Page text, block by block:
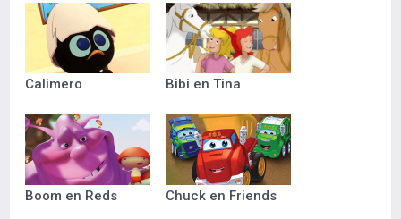
Calimero Bibi en Tina
Boom en Reds Chuck en Friends